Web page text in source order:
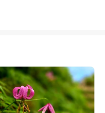
전혀 얼지
봤지만..